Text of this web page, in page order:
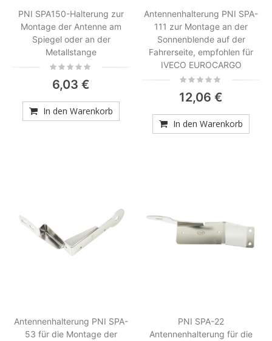
PNI SPA150-Halterung zur
Montage der Antenne am
Spiegel oder an der
Metallstange
Rating:
6,03 €
In den Warenkorb
Antennenhalterung PNI SPA-
111 zur Montage an der
Sonnenblende auf der
Fahrerseite, empfohlen für
IVECO EUROCARGO
Rating:
12,06 €
In den Warenkorb
Antennenhalterung PNI SPA-
53 für die Montage der
PNI SPA-22
Antennenhalterung für die